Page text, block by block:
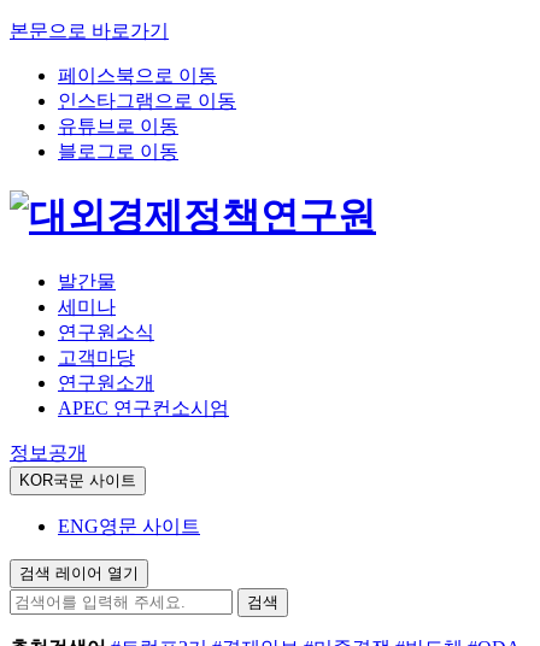
본문으로 바로가기
페이스북으로 이동
인스타그램으로 이동
유튜브로 이동
블로그로 이동
발간물
세미나
연구원소식
고객마당
연구원소개
APEC 연구컨소시엄
정보공개
KOR국문 사이트
ENG영문 사이트
검색 레이어 열기
검색